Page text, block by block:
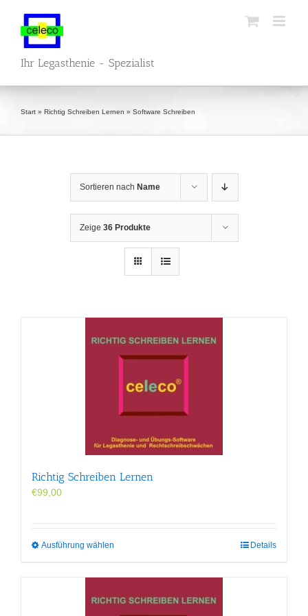
springen
Ihr Legasthenie - Spezialist
Start » Richtig Schreiben Lernen » Software Schreiben
Sortieren nach Name
Zeige 36 Produkte
Richtig Schreiben Lernen
€99,00
Ausführung wählen
Varianten
Details